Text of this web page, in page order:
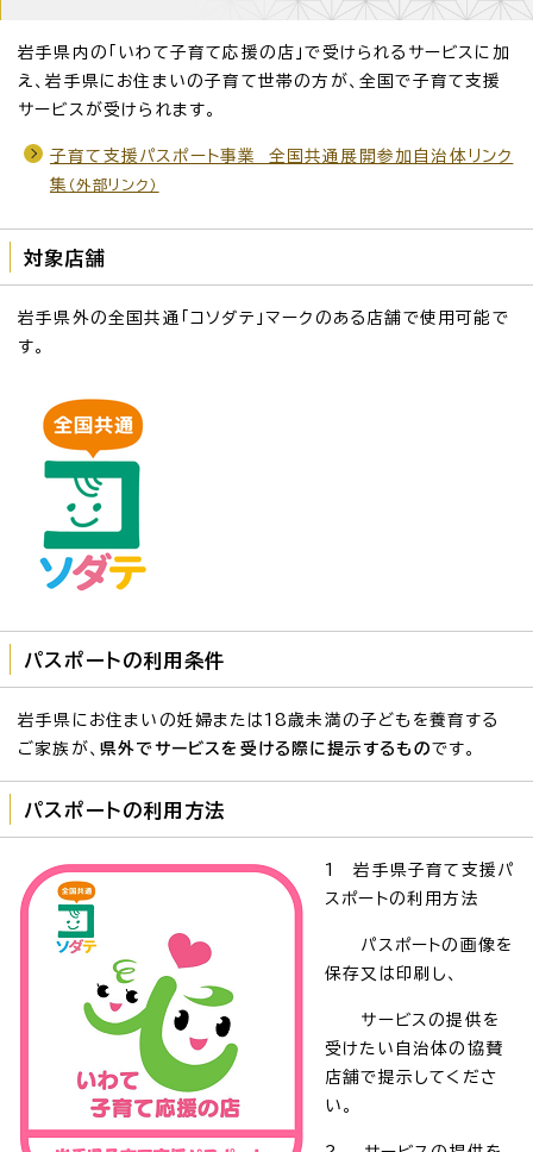
岩手県内の「いわて子育て応援の店」で受けられるサービスに加
え、岩手県にお住まいの子育て世帯の方が、全国で子育て支援
サービスが受けられます。
子育て支援パスポート事業 全国共通展開参加自治体リンク
集 （外部リンク）
対象店舗
岩手県外の全国共通「コソダテ」マークのある店舗で使用可能で
す。
パスポートの利用条件
岩手県にお住まいの妊婦または18歳未満の子どもを養育する
ご家族が、 県外でサービスを受ける際に提示するものです。
パスポートの利用方法
1 岩手県子育て支援パ
スポートの利用方法
パスポートの画像を
保存又は印刷し、
サービスの提供を
受けたい自治体の協賛
店舗で提示してくださ
い。